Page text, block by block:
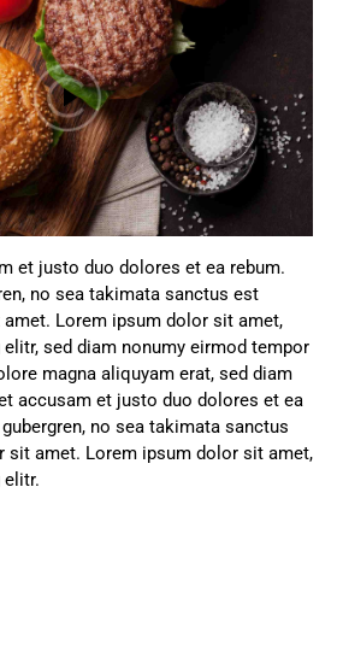
et justo duo dolores et ea rebum.
no sea takimata sanctus est
Lorem ipsum dolor sit amet,
sed diam nonumy eirmod tempor
magna aliquyam erat, sed diam
accusam et justo duo dolores et ea
no sea takimata sanctus
sit amet. Lorem ipsum dolor sit amet,